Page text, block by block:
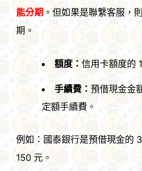
能分期 。但如果是聯繫客服，
期。
額度： 信用卡額度的
手續費： 預借現金金
定額手續費。
例如：國泰銀行是預借現金的
150 元。